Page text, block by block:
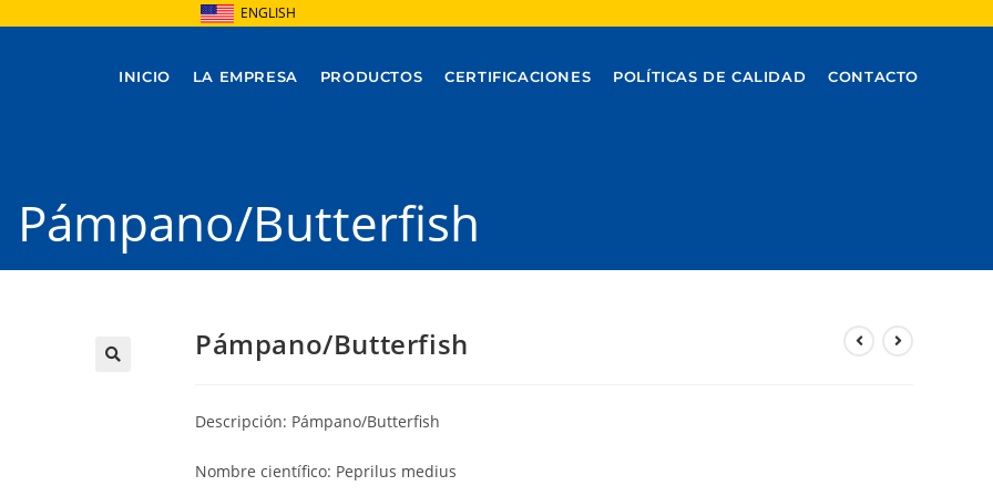
ENGLISH
INICIO LA EMPRESA PRODUCTOS CERTIFICACIONES POLÍTICAS DE CALIDAD CONTACTO
Pámpano/Butterfish
Pámpano/Butterfish
Descripción: Pámpano/Butterfish
Nombre científico: Peprilus medius